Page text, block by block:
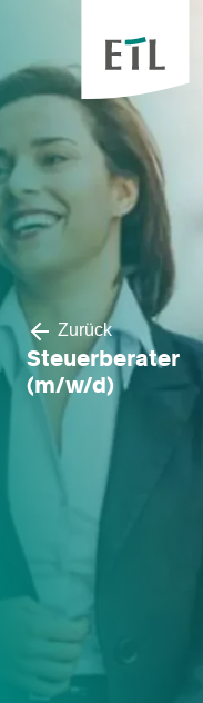
Zurück
Steuerberater
(m/w/d)